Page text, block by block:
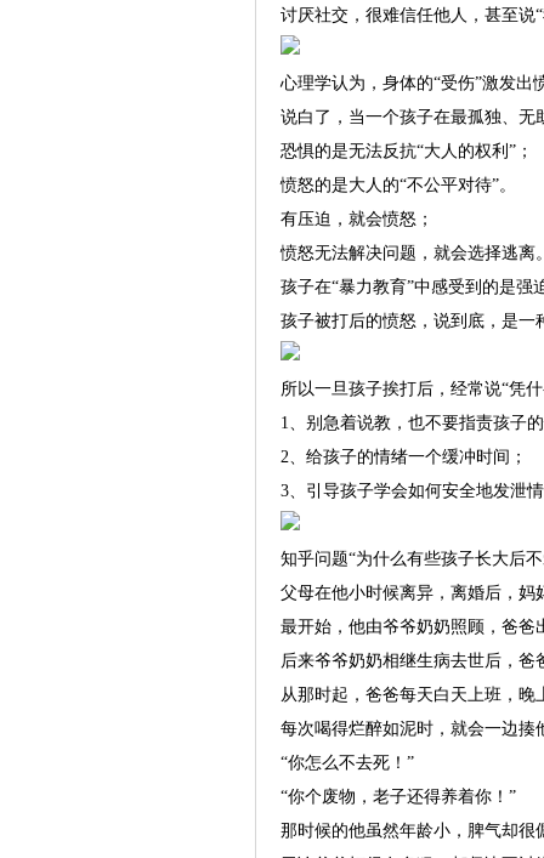
讨厌社交，很难信任他人，甚至说
心理学认为，身体的“受伤”激发
说白了，当一个孩子在最孤独、无
恐惧的是无法反抗“大人的权利”；
愤怒的是大人的“不公平对待”。
有压迫，就会愤怒；
愤怒无法解决问题，就会选择逃离
孩子在“暴力教育”中感受到的是强
孩子被打后的愤怒，说到底，是一
所以一旦孩子挨打后，经常说“凭
1、别急着说教，也不要指责孩子
2、给孩子的情绪一个缓冲时间；
3、引导孩子学会如何安全地发泄
知乎问题“为什么有些孩子长大后
父母在他小时候离异，离婚后，
最开始，他由爷爷奶奶照顾，爸
后来爷爷奶奶相继生病去世后，爸
从那时起，爸爸每天白天上班，晚
每次喝得烂醉如泥时，就会一边揍
“你怎么不去死！”
“你个废物，老子还得养着你！”
那时候的他虽然年龄小，脾气却很